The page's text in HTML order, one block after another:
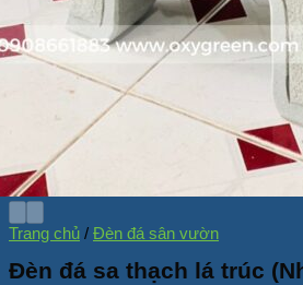
Trang chủ / Đèn đá sân vườn
Đèn đá sa thạch lá trúc